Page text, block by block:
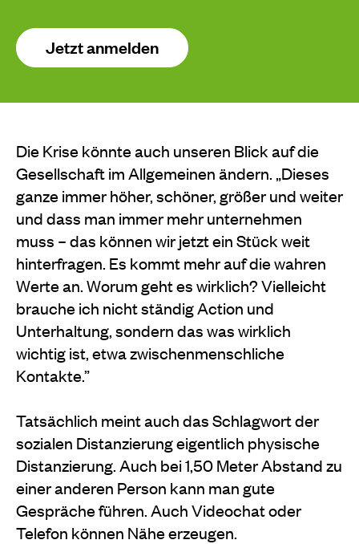
Jetzt anmelden
Die Krise könnte auch unseren Blick auf die
Gesellschaft im Allgemeinen ändern. „Dieses
ganze immer höher, schöner, größer und weiter
und dass man immer mehr unternehmen
muss – das können wir jetzt ein Stück weit
hinterfragen. Es kommt mehr auf die wahren
Werte an. Worum geht es wirklich? Vielleicht
brauche ich nicht ständig Action und
Unterhaltung, sondern das was wirklich
wichtig ist, etwa zwischenmenschliche
Kontakte.”
Tatsächlich meint auch das Schlagwort der
sozialen Distanzierung eigentlich physische
Distanzierung. Auch bei 1,50 Meter Abstand zu
einer anderen Person kann man gute
Gespräche führen. Auch Videochat oder
Telefon können Nähe erzeugen.